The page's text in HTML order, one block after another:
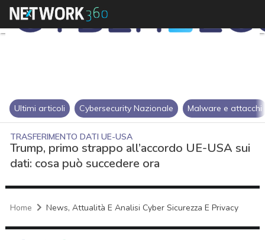
Ultimi articoli Cybersecurity Nazionale Malware e attacchi
TRASFERIMENTO DATI UE-USA
Trump, primo strappo all’accordo UE-USA sui
dati: cosa può succedere ora
Home News, Attualità E Analisi Cyber Sicurezza E Privacy